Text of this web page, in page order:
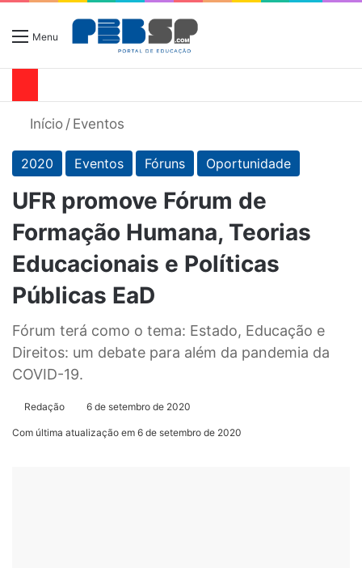
Menu
Início / Eventos
2020 Eventos Fóruns Oportunidade
UFR promove Fórum de
Formação Humana, Teorias
Educacionais e Políticas
Públicas EaD
Fórum terá como o tema: Estado, Educação e
Direitos: um debate para além da pandemia da
COVID-19.
Redação 6 de setembro de 2020
Com última atualização em 6 de setembro de 2020